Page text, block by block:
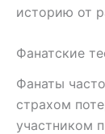
историю от
Фанатские
Фанаты
страхом
участником